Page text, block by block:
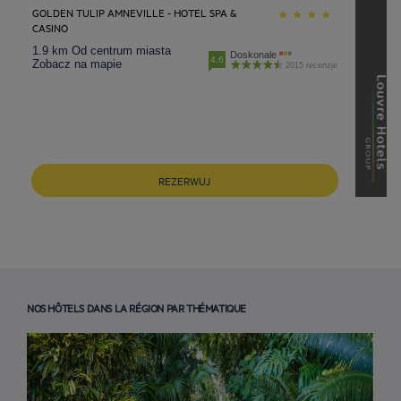
GOLDEN TULIP AMNEVILLE - HOTEL SPA &
CASINO
1.9 km Od centrum miasta
Zobacz na mapie
4.6 Doskonale
2015 recenzje
REZERWUJ
NOS HÔTELS DANS LA RÉGION PAR THÉMATIQUE